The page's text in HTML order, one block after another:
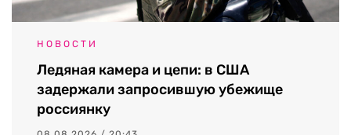
НОВОСТИ
Ледяная камера и цепи: в США
задержали запросившую убежище
россиянку